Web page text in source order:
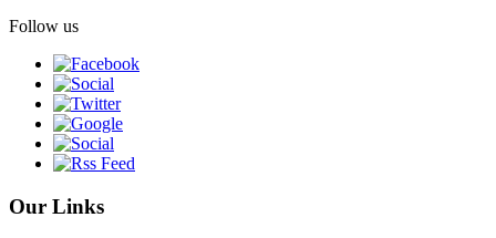
Follow us
Our Links